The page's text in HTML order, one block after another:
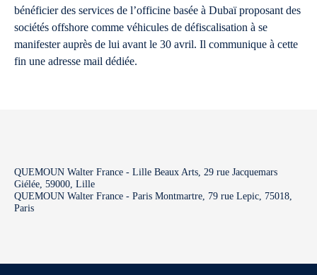
bénéficier des services de l’officine basée à Dubaï proposant des
sociétés offshore comme véhicules de défiscalisation à se
manifester auprès de lui avant le 30 avril. Il communique à cette
fin une adresse mail dédiée.
QUEMOUN Walter France - Lille Beaux Arts, 29 rue Jacquemars
Giélée, 59000, Lille
QUEMOUN Walter France - Paris Montmartre, 79 rue Lepic, 75018,
Paris